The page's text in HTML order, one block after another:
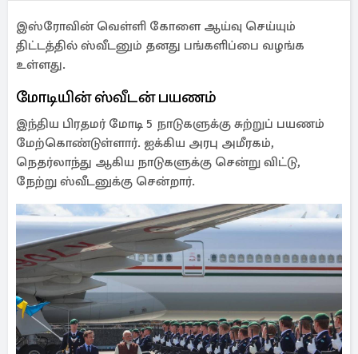
இஸ்ரோவின் வெள்ளி கோளை ஆய்வு செய்யும்
திட்டத்தில் ஸ்வீடனும் தனது பங்களிப்பை வழங்க
உள்ளது.
மோடியின் ஸ்வீடன் பயணம்
இந்திய பிரதமர் மோடி 5 நாடுகளுக்கு சுற்றுப் பயணம்
மேற்கொண்டுள்ளார். ஐக்கிய அரபு அமீரகம்,
நெதர்லாந்து ஆகிய நாடுகளுக்கு சென்று விட்டு,
நேற்று ஸ்வீடனுக்கு சென்றார்.